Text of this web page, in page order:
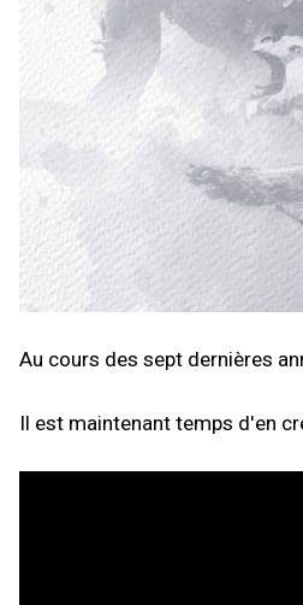
Au cours des sept dernières
Il est maintenant temps d'en